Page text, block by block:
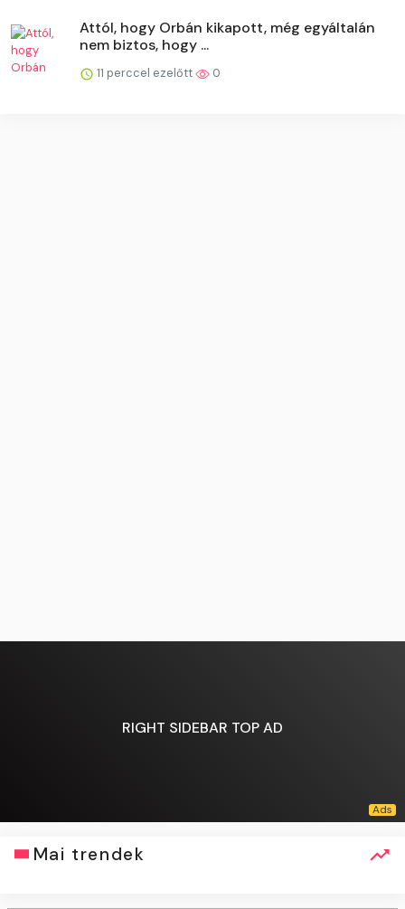
Attól, hogy Orbán kikapott, még egyáltalán
nem biztos, hogy ...
11 perccel ezelőtt 0
RIGHT SIDEBAR TOP AD
Mai trendek